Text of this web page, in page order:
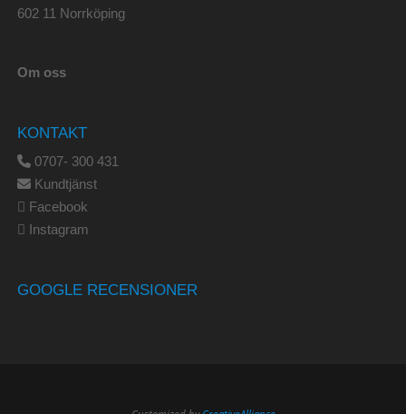
602 11 Norrköping
Om oss
KONTAKT
0707- 300 431
Kundtjänst
Facebook
Instagram
GOOGLE RECENSIONER